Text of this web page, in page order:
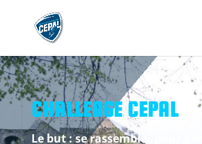
CHALLENGE CEPAL
Le but : se rassembler pour